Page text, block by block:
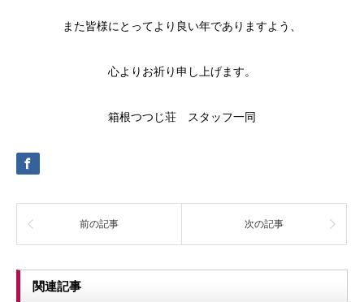
また皆様にとってより良い年でありますよう、
心よりお祈り申し上げます。
箱根つつじ荘 スタッフ一同
前の記事 次の記事
関連記事